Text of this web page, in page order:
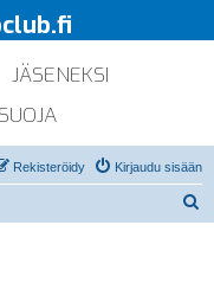
JÄSENEKSI
Kirjaudu sisään
Rekisteröidy